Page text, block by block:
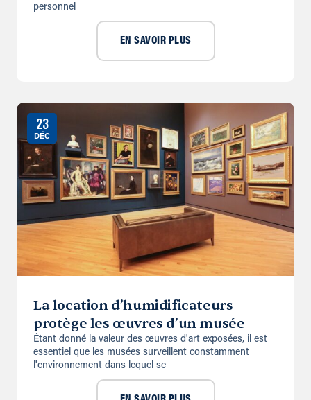
per­sonnel
EN SAVOIR PLUS
23
DÉC
La location d’humidificateurs
protège les œuvres d’un musée
Étant donné la valeur des œuvres d'art exposées, il est
es­sentiel que les musées surveillent constamment
l'environne­ment dans lequel se